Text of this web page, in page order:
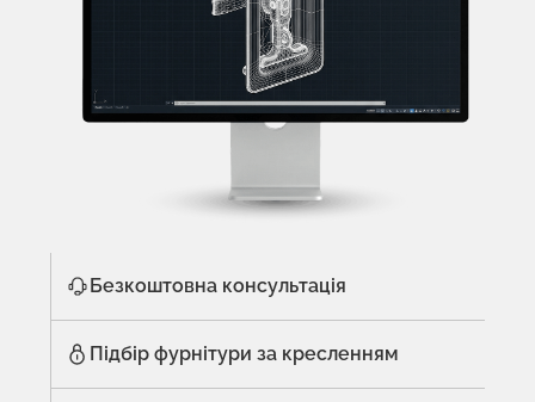
Безкоштовна консультація
Підбір фурнітури за кресленням